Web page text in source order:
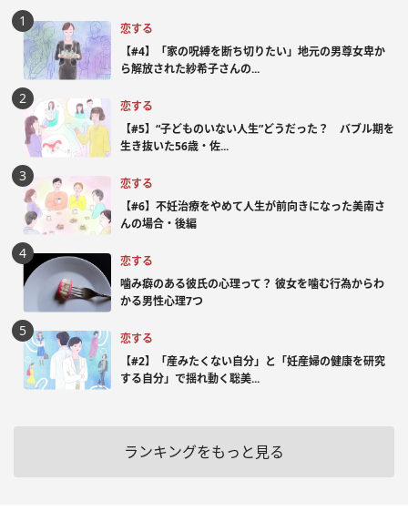
恋する
【#4】「家の呪縛を断ち切りたい」地元の男尊女卑か
ら解放された紗希子さんの...
恋する
【#5】“子どものいない人生”どうだった？ バブル期を
生き抜いた56歳・佐...
恋する
【#6】不妊治療をやめて人生が前向きになった美南さ
んの場合・後編
恋する
噛み癖のある彼氏の心理って？ 彼女を噛む行為からわ
かる男性心理7つ
恋する
【#2】「産みたくない自分」と「妊産婦の健康を研究
する自分」で揺れ動く聡美...
ランキングをもっと見る